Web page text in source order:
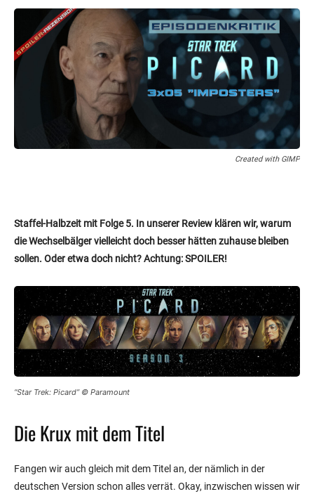
Created with GIMP
Staffel-Halbzeit mit Folge 5. In unserer Review klären wir, warum
die Wechselbälger vielleicht doch besser hätten zuhause bleiben
sollen. Oder etwa doch nicht? Achtung: SPOILER!
“Star Trek: Picard” © Paramount
Die Krux mit dem Titel
Fangen wir auch gleich mit dem Titel an, der nämlich in der
deutschen Version schon alles verrät. Okay, inzwischen wissen wir